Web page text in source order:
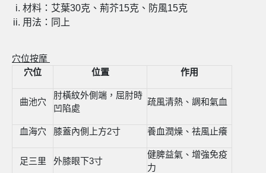
材料：艾葉30克、荊芥15克、防風15克
用法：同上
穴位按摩
穴位
位置 作用
曲池穴
肘橫紋外側端，屈肘時
凹陷處
疏風清熱、調和氣血
血海穴 膝蓋內側上方2寸 養血潤燥、祛風止癢
足三里 外膝眼下3寸
健脾益氣、增強免疫
力